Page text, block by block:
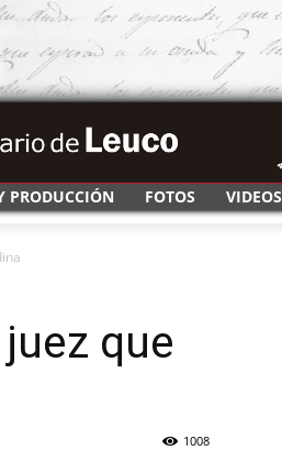
PRODUCCIÓN FOTOS VIDEOS
que
1008